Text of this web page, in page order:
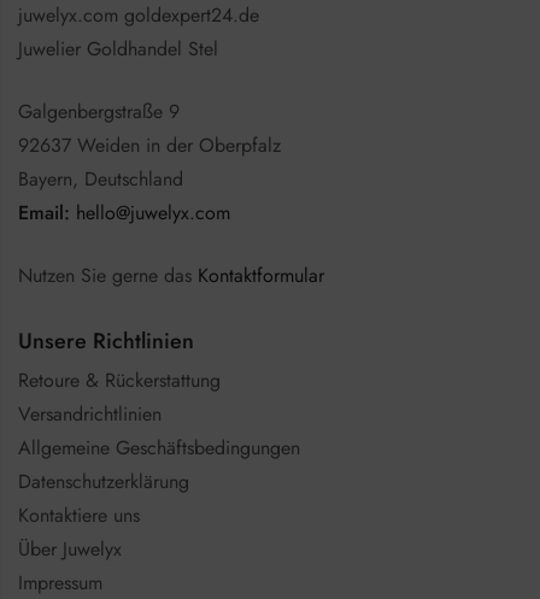
juwelyx.com goldexpert24.de
Juwelier Goldhandel Stel
Galgenbergstraße 9
92637 Weiden in der Oberpfalz
Bayern, Deutschland
Email: hello@juwelyx.com
Nutzen Sie gerne das Kontaktformular
Unsere Richtlinien
Retoure & Rückerstattung
Versandrichtlinien
Allgemeine Geschäftsbedingungen
Datenschutzerklärung
Kontaktiere uns
Über Juwelyx
Impressum